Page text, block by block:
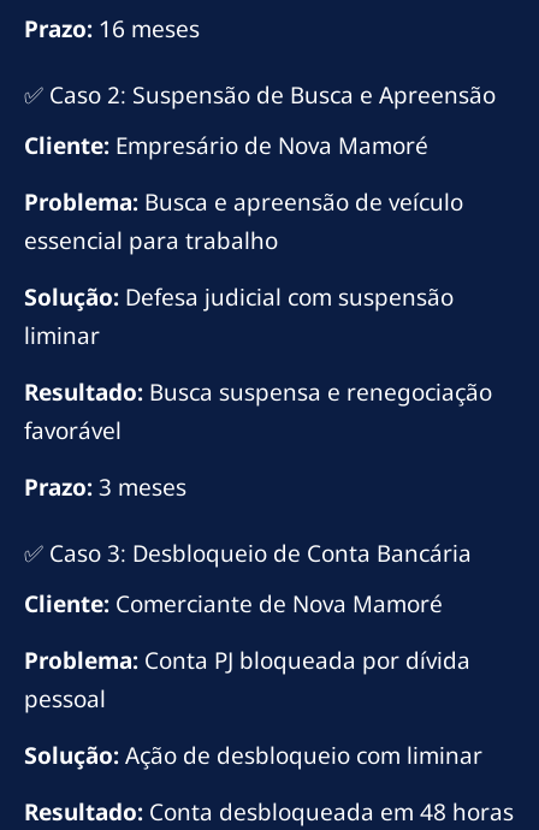
Prazo: 16 meses
✅ Caso 2: Suspensão de Busca e Apreensão
Cliente: Empresário de Nova Mamoré
Problema: Busca e apreensão de veículo
essencial para trabalho
Solução: Defesa judicial com suspensão
liminar
Resultado: Busca suspensa e renegociação
favorável
Prazo:3 meses
✅ Caso 3: Desbloqueio de Conta Bancária
Cliente: Comerciante de Nova Mamoré
Problema: Conta PJ bloqueada por dívida
pessoal
Solução:Ação de desbloqueio com liminar
Resultado: Conta desbloqueada em 48 horas